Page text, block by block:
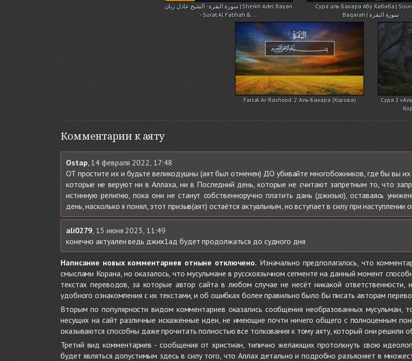
سورة البقرة - الشيخ عادل ريان | Sheikh Adel Rayan
- Surat Al Fatihah &...
Cура аль Бакара Абу Хабиба |
Baqarah | سورة البقرة
Faisal Ar-Rashood. 2 Аль-Бакара (Корова)
Сура 2
Комментарии к аяту
Ostap 14 февраля 2022, 17:48
ОТ простите их и будьте великодушны (аят был отменен) ДО убивайте многобожников, где бы вы
которые не веруют ни в Аллаха, ни в Последний день, которые не считают запретным то, что
истинную религию, пока они не станут собственноручно платить дань (джизью), оставаясь
день, насколько я понял, этот призыв(аят) остаётся актуальным, но вступает в силу при наступлении
ali0279 15 июня 2023, 11:49
конечно актуален ведь джих1ад будет продолжаться до судного дня
Написание новых комментариев отныне отключено. Изначально предполагалось, что
смыслами Корана, но оказалось, что мусульмане в русскоязычном сегменте на данный момент
текстах переводов, за которые автор сайта в любом случае не несёт никакой
удобного ознакомления с их текстами, и об ошибках более правильно было бы писать авторам
Вторым по популярности видом комментариев оказались сообщения необразованных
несущих на сайт различные искажённые идеи, не имеющие почти ничего общего с полноценным
оказываются способны даже прочитать полностью все толкования к тому аяту, который они решили
Третий вид комментариев - сообщения от христиан, типично желающих протолкнуть свою
будет являться допустимым здесь в силу того, что Аллах детально и подробно разъясняет в